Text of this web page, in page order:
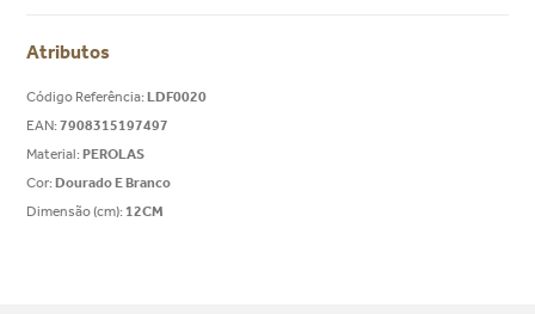
Atributos
Código Referência:LDF0020
EAN:7908315197497
Material:PEROLAS
Cor:Dourado E Branco
Dimensão (cm): 12CM